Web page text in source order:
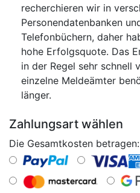
recherchieren wir in
Personendatenbanken
Telefonbüchern, daher
hohe Erfolgsquote. Das
in der Regel sehr schnell
einzelne Meldeämter
länger.
Zahlungsart wählen
Die Gesamtkosten betragen: